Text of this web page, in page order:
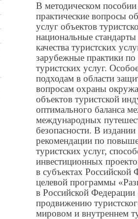
В методическом пособии
практические вопросы
услуг объектов
национальные
качества туристских
зарубежные практики
туристских услуг.
подходам в области
вопросам охраны
объектов туристской
оптимального баланса
международных
безопасности. В
рекомендации по
туристских услуг,
инвестиционных
в субъектах Российской
целевой программы
в Российской
продвижению
мировом и внутреннем